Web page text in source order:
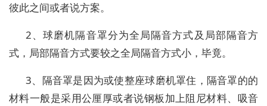
彼此之间或者说方案。
2、球磨机隔音罩分为全局隔音方式及局部隔音方
式，局部隔音方式要较之全局隔音方式小，毕竟。
3、隔音罩是因为或使整座球磨机罩住，隔音罩的的
材料一般是采用公厘厚或者说钢板加上阻尼材料、吸音